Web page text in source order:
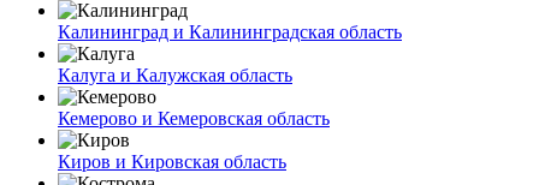
Калининград и Калининградская область
Калуга и Калужская область
Кемерово и Кемеровская область
Киров и Кировская область